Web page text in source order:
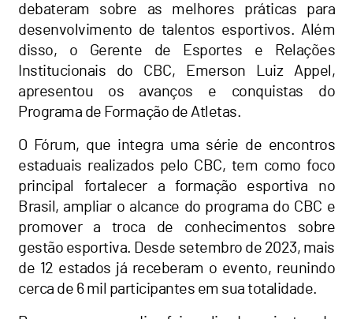
debateram sobre as melhores práticas para
desenvolvimento de talentos esportivos. Além
disso, o Gerente de Esportes e Relações
Institucionais do CBC, Emerson Luiz Appel,
apresentou os avanços e conquistas do
Programa de Formação de Atletas.
O Fórum, que integra uma série de encontros
estaduais realizados pelo CBC, tem como foco
principal fortalecer a formação esportiva no
Brasil, ampliar o alcance do programa do CBC e
promover a troca de conhecimentos sobre
gestão esportiva. Desde setembro de 2023, mais
de 12 estados já receberam o evento, reunindo
cerca de 6 mil participantes em sua totalidade.